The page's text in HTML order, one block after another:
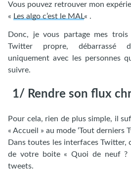
Vous pouvez retrouver mon
«Les algo c’est le MAL« .
Donc, je vous partage mes
Twitter propre, débarrassé
uniquement avec les personnes
suivre.
1/ Rendre son flux
Pour cela, rien de plus simple, il
« Accueil » au mode ‘Tout derniers
Dans toutes les interfaces Twitter,
de votre boite « Quoi de neuf ?
tweets.